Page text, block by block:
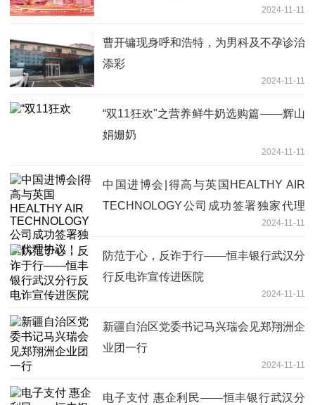
2024-11-11
曹开镛现身呼和浩特，为男科及不孕诊治
添彩
2024-11-11
“双11狂欢"之营养鲜牛奶选购篇——辉山
娟姗奶
2024-11-11
中国进博会|得高与英国HEALTHY AIR
TECHNOLOGY公司成功签署独家代理
2024-11-11
防范于心，反诈于行——恒丰银行武汉分
行反电诈宣传进医院
2024-11-11
新疆自治区党委书记马兴瑞会见郑翔洲企
业团一行
2024-11-11
电子支付 惠企利民——恒丰银行武汉分